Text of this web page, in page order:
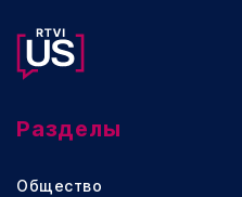
Разделы
Общество